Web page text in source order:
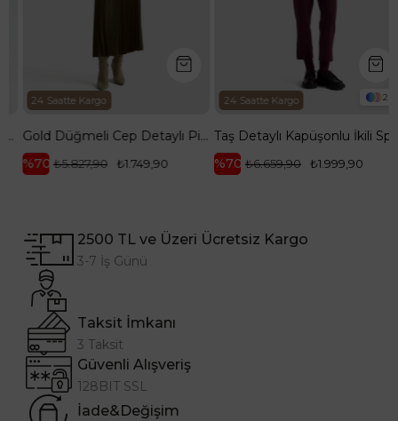
24 Saatte Kargo
Gold Düğmeli Cep Detaylı Pilise Etekli Yelekli İkili Takım-Yağ Yeşili 25KT643
%70
₺1.749,90
₺5.827,90
2
24 Saatte Kargo
Taş Detaylı Kapüşonlu İkili Spor Takım Bordo 25KT603
%70
₺1.999,90
₺6.659,90
2500 TL ve Üzeri Ücretsiz Kargo
3-7 İş Günü
Taksit İmkanı
3 Taksit
Güvenli Alışveriş
128BIT SSL
İade&Değişim